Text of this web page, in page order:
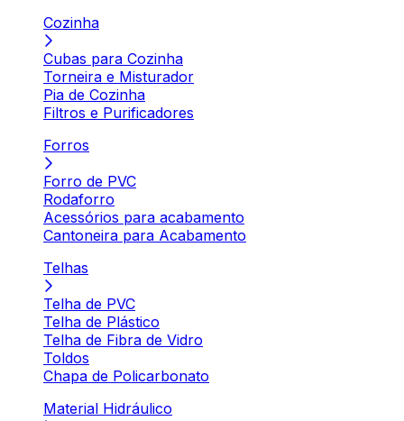
Cozinha
Cubas para Cozinha
Torneira e Misturador
Pia de Cozinha
Filtros e Purificadores
Forros
Forro de PVC
Rodaforro
Acessórios para acabamento
Cantoneira para Acabamento
Telhas
Telha de PVC
Telha de Plástico
Telha de Fibra de Vidro
Toldos
Chapa de Policarbonato
Material Hidráulico